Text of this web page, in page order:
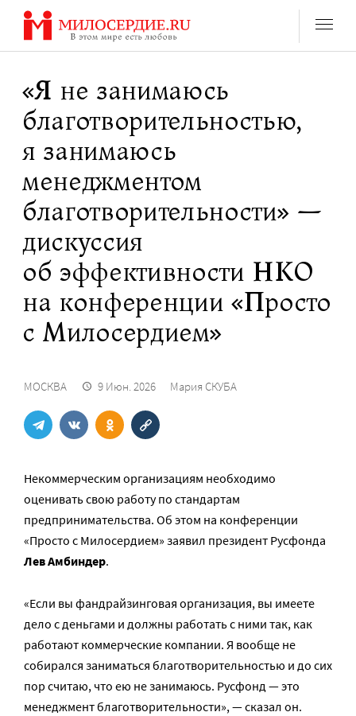
Перейти
содержанию
«Я не занимаюсь
благотворительностью,
я занимаюсь
менеджментом
благотворительности» —
дискуссия
об эффективности НКО
на конференции «Просто
с Милосердием»
МОСКВА 9 Июн. 2026 Мария СКУБА
Некоммерческим организациям необходимо
оценивать свою работу по стандартам
предпринимательства. Об этом на конференции
«Просто с Милосердием» заявил президент Русфонда
Лев Амбиндер.
«Если вы фандрайзинговая организация, вы имеете
дело с деньгами и должны работать с ними так, как
работают коммерческие компании. Я вообще не
собирался заниматься благотворительностью и до сих
пор считаю, что ею не занимаюсь. Русфонд — это
менеджмент благотворительности», — сказал он.